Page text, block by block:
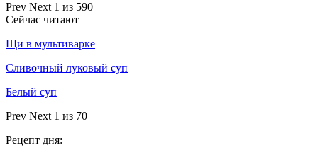
Prev Next 1 из 590
Сейчас читают
Щи в мультиварке
Сливочный луковый суп
Белый суп
Prev Next 1 из 70
Рецепт дня: